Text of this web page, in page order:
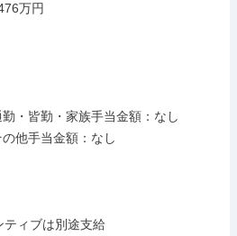
万円
・皆勤・家族手当金額：なし
他手当金額：なし
ィブは別途支給